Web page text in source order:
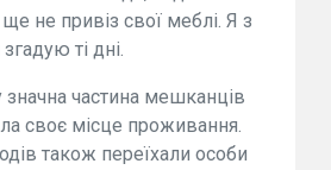
не привіз свої меблі. Я з
ті дні.
частина мешканців
своє місце проживання.
також переїхали особи